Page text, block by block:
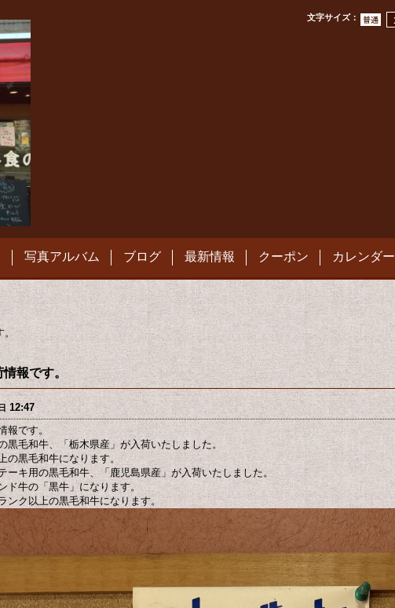
文字サイズ：
写真アルバム ブログ 最新情報 クーポン カレンダー
。
報です。
日 12:47
報です。
黒毛和牛、「栃木県産」が入荷いたしました。
の黒毛和牛になります。
ーキ用の黒毛和牛、「鹿児島県産」が入荷いたしました。
ド牛の「黒牛」になります。
ンク以上の黒毛和牛になります。